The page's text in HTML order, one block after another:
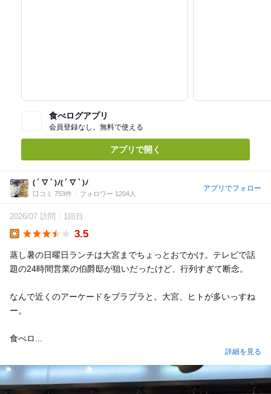
食べログアプリ
会員登録なし。無料で使える
アプリで開く
( ´ ▽ ` )ﾉ( ´ ▽ ` )ﾉ
口コミ 753件 フォロワー 1204人
アプリでフォロー
2026/07 訪問 1回目
3.5
蒸し暑の日曜日ランチは大宮までちょっとおでかけ。テレビで話
題の24時間営業の伯爵邸が狙いだったけど、行列すぎて断念。
なんで近くのアーケードをブラブラと。大宮、ヒトが多いっすね
ー。
食べロ...
詳細を見る